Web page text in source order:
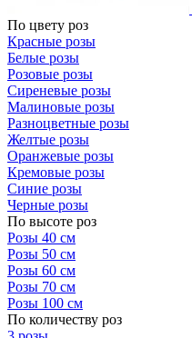
По цвету роз
Красные розы
Белые розы
Розовые розы
Сиреневые розы
Малиновые розы
Разноцветные розы
Желтые розы
Оранжевые розы
Кремовые розы
Синие розы
Черные розы
По высоте роз
Розы 40 см
Розы 50 см
Розы 60 см
Розы 70 см
Розы 100 см
По количеству роз